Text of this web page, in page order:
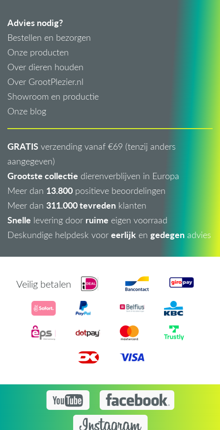
Advies nodig?
Bestellen en bezorgen
Onze producten
Over dieren houden
Over GrootPlezier.nl
Showroom en productie
Onze blog
GRATIS verzending vanaf €69 (tenzij anders
aangegeven)
Grootste collectie dierenverblijven in Europa
Meer dan 13.800 positieve beoordelingen
Meer dan 311.000 tevreden klanten
Snelle levering door ruime eigen voorraad
Deskundige helpdesk voor eerlijk en gedegen advies
Veilig betalen